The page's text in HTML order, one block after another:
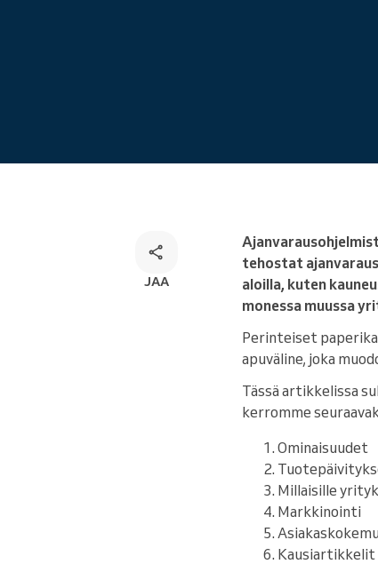
JAA
tehostat
aloilla, kuten
monessa muussa
Perinteiset
apuväline, joka
Tässä artikkelissa
kerromme
Ominaisuudet
Millaisille
Markkinointi
Kausiartikkelit